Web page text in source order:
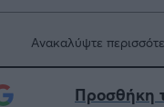
Ανακαλύψτε
Προσθήκη